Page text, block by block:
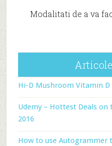
Modalitati de a va
Hi-D Mushroom Vitamin D
Udemy – Hottest Deals on
2016
How to use Autogrammer